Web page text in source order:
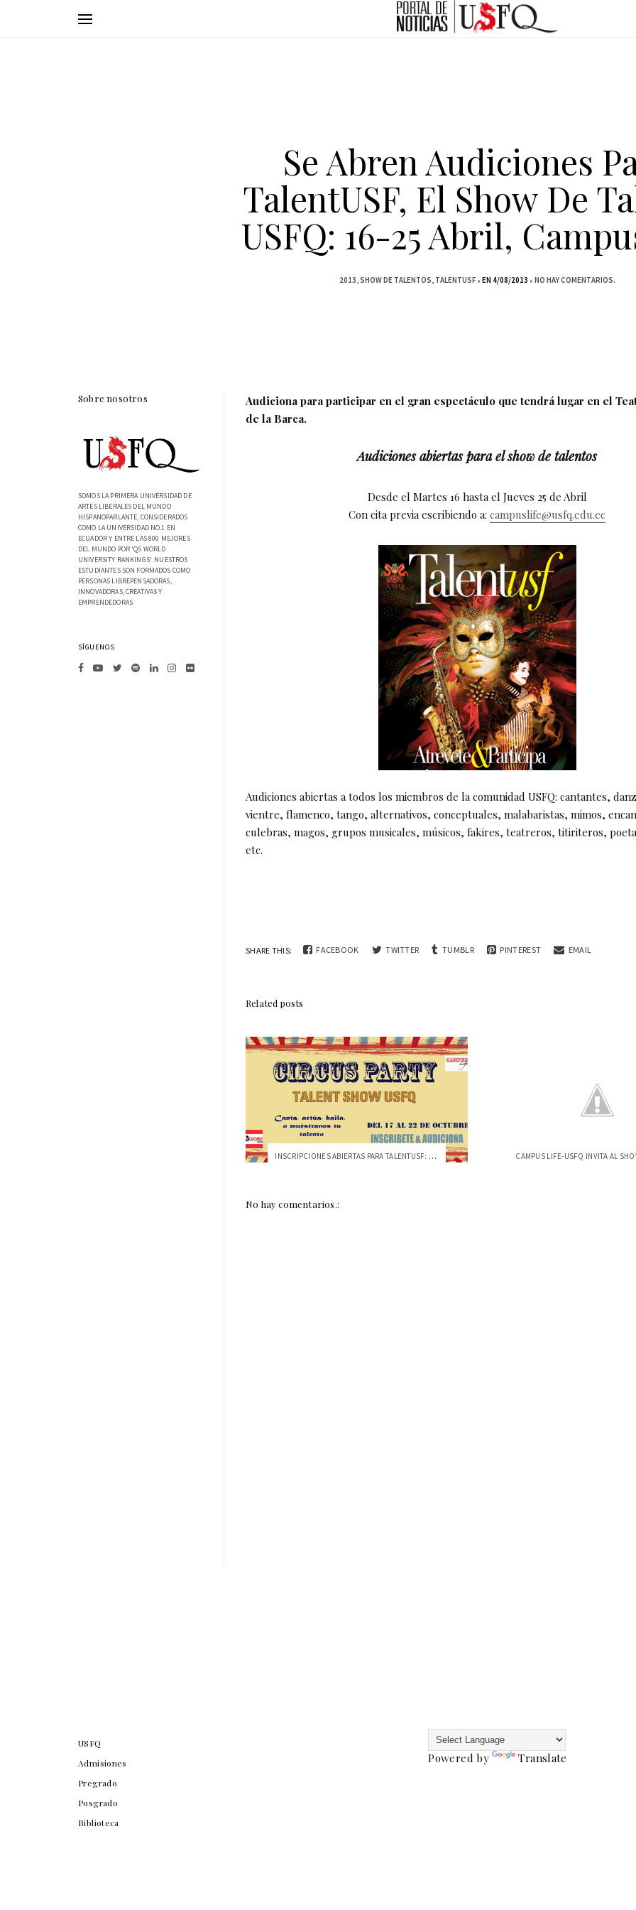
Se Abren Audiciones
TalentUSF, El Show De
USFQ: 16-25 Abril,
2013 SHOW DE TALENTOS TALENTUSF EN 4/08/2013 NO HAY COMENTARIOS.
Audiciona para participar en el gran espectáculo que tendrá lugar en el
de la Barca.
Audiciones abiertas para el show de talentos
Desde el Martes 16 hasta el Jueves 25 de Abril
Con cita previa escribiendo a: campuslife@usfq.edu.ec
Audiciones abiertas a todos los miembros de la comunidad USFQ: cantantes,
vientre, flamenco, tango, alternativos, conceptuales, malabaristas, mimos,
culebras, magos, grupos musicales, músicos, fakires, teatreros, titiriteros,
etc.
SHARE THIS: FACEBOOK TWITTER TUMBLR PINTEREST EMAIL
Related posts
INSCRIPCIONES ABIERTAS PARA TALENTUSF: "...
No hay comentarios.:
Sobre nosotros
SOMOS LA PRIMERA UNIVERSIDAD DE
ARTES LIBERALES DEL MUNDO
HISPANOPARLANTE, CONSIDERADOS
COMO LA UNIVERSIDAD NO.1 EN
ECUADOR Y ENTRE LAS 800 MEJORES
DEL MUNDO POR 'QS WORLD
UNIVERSITY RANKINGS'. NUESTROS
ESTUDIANTES SON FORMADOS COMO
PERSONAS LIBREPENSADORAS,
INNOVADORAS, CREATIVAS Y
EMPRENDEDORAS.
SÍGUENOS
USFQ
Admisiones
Pregrado
Posgrado
Biblioteca
Powered by Translate